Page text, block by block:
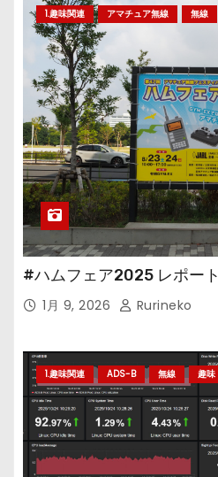
1.趣味関連 アマチュア無線 無線
#ハムフェア2025 レポート
1月 9, 2026 Rurineko
1.趣味関連 ADS-B 無線 趣味